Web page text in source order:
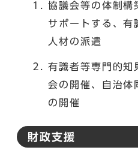
協議会等の体制構
サポートする、有
人材の派遣
有識者等専門的知
会の開催、自治体
の開催
財政支援